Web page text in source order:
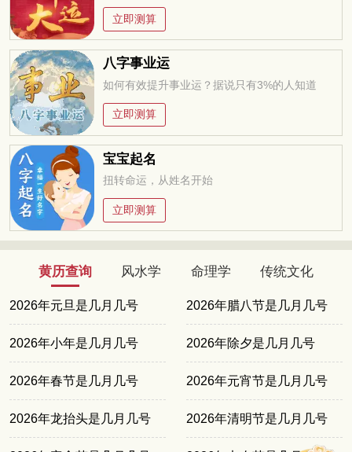
立即测算
八字事业运
如何有效提升事业运？据说只有3%的人知道
立即测算
宝宝起名
扭转命运，从姓名开始
立即测算
黄历查询 风水学 命理学 传统文化
2026年元旦是几月几号 2026年腊八节是几月几号
2026年小年是几月几号 2026年除夕是几月几号
2026年春节是几月几号 2026年元宵节是几月几号
2026年龙抬头是几月几号 2026年清明节是几月几号